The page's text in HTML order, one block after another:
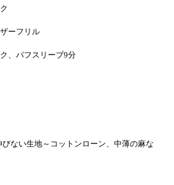
ーフリル
、パフスリーブ9分
ない生地～コットンローン、中薄の麻な